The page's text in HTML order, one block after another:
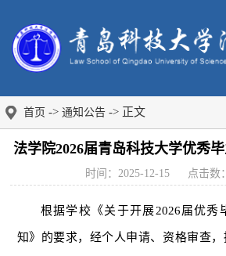
首页 -> 通知公告 -> 正文
法学院2026届青岛科技大学优秀
时间：2025-12-15 点击数：
根据学校《关于开展2026届优秀
知》的要求，经个人申请、资格审查